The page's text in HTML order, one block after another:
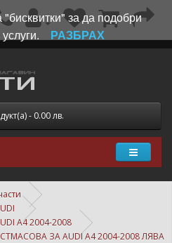
- 0.00 лв.
A4 2004-2008
ЗА AUDI A4 2004-2008 ЛЯВА
"бисквитки" за да подобри
РАЗБРАХ